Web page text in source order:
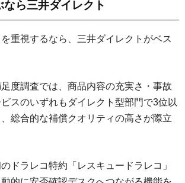
ら三井ダイレクト
重視するなら、三井ダイレクトがベス
度調査では、商品内容の充実さ・事故
スのいずれもダイレクト型部門で3位以
総合的な補償クオリティの高さが際立
ドラレコ特約「レスキュードラレコ」